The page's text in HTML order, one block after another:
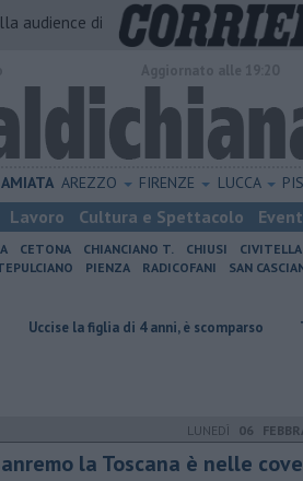
audience di
AMIATA AREZZO FIRENZE LUCCA
Lavoro Cultura e Spettacolo
CETONA CHIANCIANO T. CHIUSI
PIENZA RADICOFANI SAN
la figlia di 4 anni, è scomparso ​Tutte le
LUNEDÌ 06
la Toscana è nelle